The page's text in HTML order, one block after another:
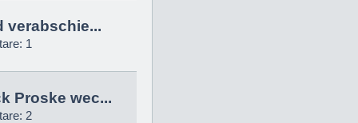
verabschie...
1
Proske wec...
2